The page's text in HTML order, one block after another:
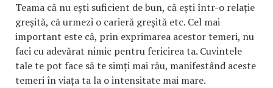
Teama că nu ești suficient de bun, că ești într-o relație
greșită, că urmezi o carieră greșită etc. Cel mai
important este că, prin exprimarea acestor temeri, nu
faci cu adevărat nimic pentru fericirea ta. Cuvintele
tale te pot face să te simți mai rău, manifestând aceste
temeri în viața ta la o intensitate mai mare.